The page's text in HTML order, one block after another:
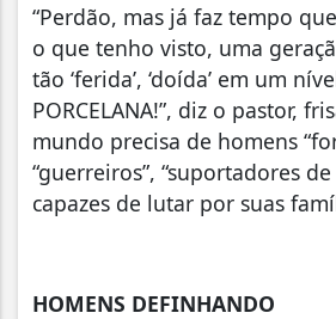
“Perdão, mas já faz tempo
o que tenho visto, uma
tão ‘ferida’, ‘doída’ em um
PORCELANA!”, diz o pastor,
mundo precisa de homens
“guerreiros”, “suportadores
capazes de lutar por suas
HOMENS DEFINHANDO